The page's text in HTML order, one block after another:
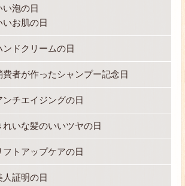
い泡の日
いお肌の日
ンドクリームの日
費者が作ったシャンプー記念日
ンチエイジングの日
れいな髪のいいツヤの日
フトアップケアの日
人証明の日